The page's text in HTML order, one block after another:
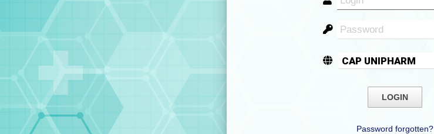
CAP UNIPHARM
Password forgotten?